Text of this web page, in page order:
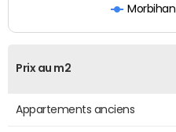
Morbihan
Prix au m2
Appartements anciens